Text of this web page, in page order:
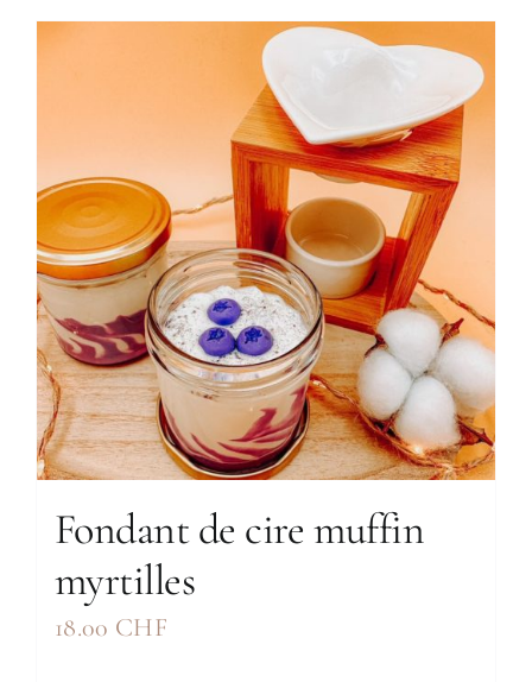
Fondant de cire muffin
myrtilles
18.00 CHF